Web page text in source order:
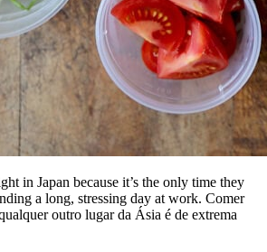
in Japan because it’s the only time they
a long, stressing day at work. Comer
outro lugar da Ásia é de extrema